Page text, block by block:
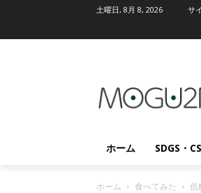
土曜日, 8月 8, 2026 サ
ホーム SDGS・
ホーム 食べてみた 低